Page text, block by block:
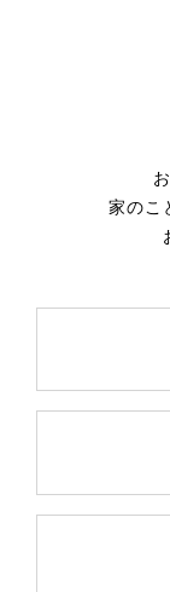
家のこ